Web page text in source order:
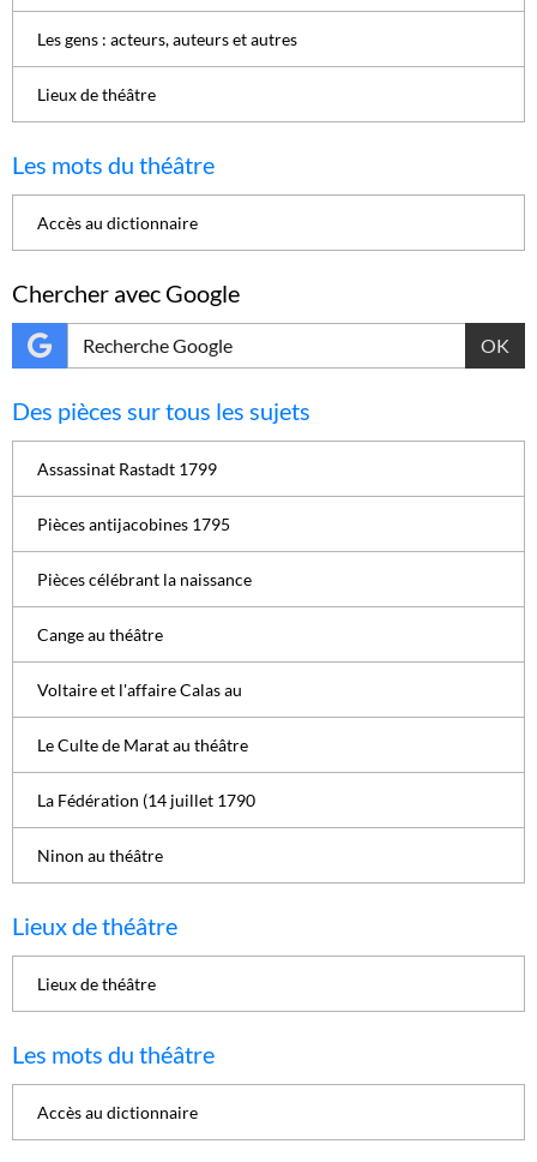
Les gens : acteurs, auteurs et autres
Lieux de théâtre
Les mots du théâtre
Accès au dictionnaire
Chercher avec Google
OK
Des pièces sur tous les sujets
Assassinat Rastadt 1799
Pièces antijacobines 1795
Pièces célébrant la naissance
Cange au théâtre
Voltaire et l'affaire Calas au
Le Culte de Marat au théâtre
La Fédération (14 juillet 1790
Ninon au théâtre
Lieux de théâtre
Lieux de théâtre
Les mots du théâtre
Accès au dictionnaire